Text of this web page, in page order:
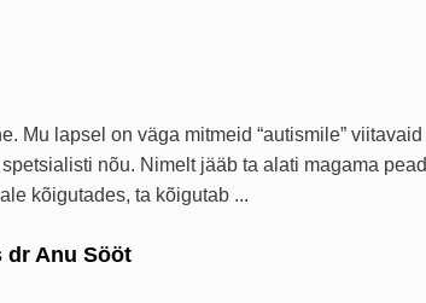
Mu lapsel on väga mitmeid “autismile” viitavaid
nõu. Nimelt jääb ta alati magama pead
kõigutades, ta kõigutab ...
dr Anu Sööt